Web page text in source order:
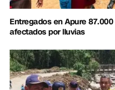
Entregados en Apure
afectados por lluvias